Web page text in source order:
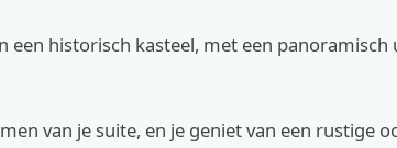
een historisch kasteel, met een panoramisch
van je suite, en je geniet van een rustige